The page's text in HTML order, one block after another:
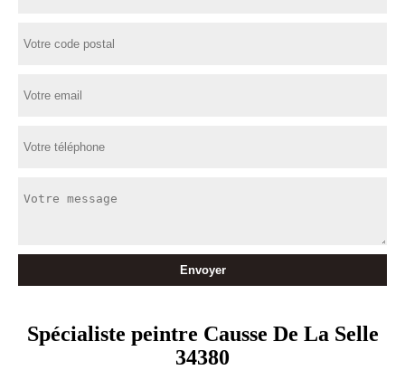
Spécialiste peintre Causse De La Selle
34380